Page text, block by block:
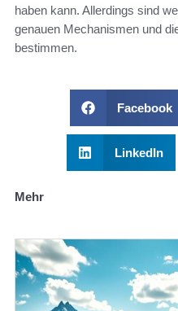
haben kann. Allerdings sind
genauen Mechanismen und
bestimmen.
Facebook
LinkedIn
Mehr